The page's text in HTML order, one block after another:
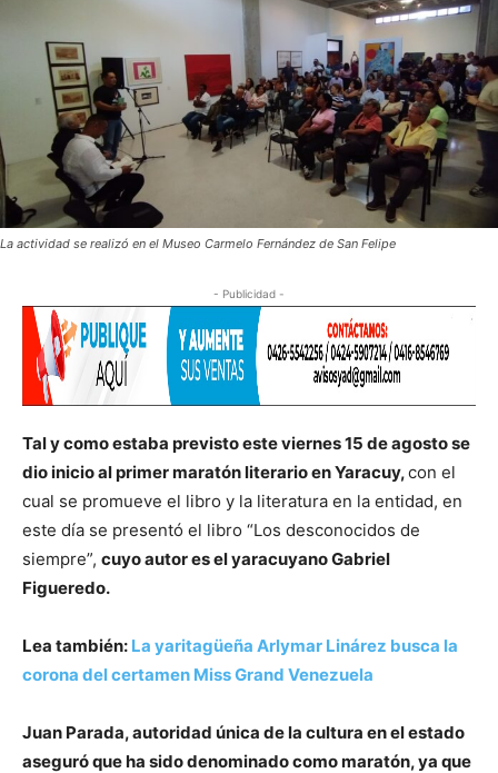
La actividad se realizó en el Museo Carmelo Fernández de San Felipe
- Publicidad -
Tal y como estaba previsto este viernes 15 de agosto se
dio inicio al primer maratón literario en Yaracuy,con el
cual se promueve el libro y la literatura en la entidad, en
este día se presentó el libro “Los desconocidos de
siempre”, cuyo autor es el yaracuyano Gabriel
Figueredo.
Lea también: La yaritagüeña Arlymar Linárez busca la
corona del certamen Miss Grand Venezuela
Juan Parada, autoridad única de la cultura en el estado
aseguró que ha sido denominado como maratón, ya que